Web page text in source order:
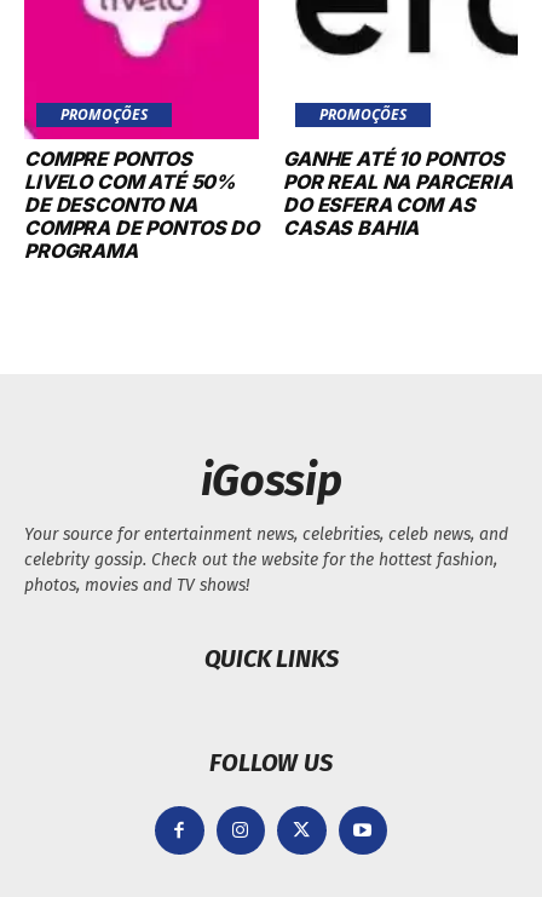
PROMOÇÕES
COMPRE PONTOS
LIVELO COM ATÉ 50%
DE DESCONTO NA
COMPRA DE PONTOS DO
PROGRAMA
PROMOÇÕES
GANHE ATÉ 10 PONTOS
POR REAL NA PARCERIA
DO ESFERA COM AS
CASAS BAHIA
iGossip
Your source for entertainment news, celebrities, celeb news, and
celebrity gossip. Check out the website for the hottest fashion,
photos, movies and TV shows!
QUICK LINKS
FOLLOW US